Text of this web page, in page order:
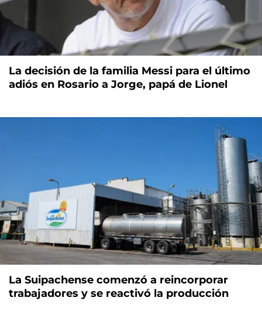
La decisión de la familia Messi para el último
adiós en Rosario a Jorge, papá de Lionel
La Suipachense comenzó a reincorporar
trabajadores y se reactivó la producción